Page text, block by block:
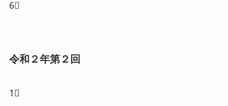
6⃣
令和２年第２回
1⃣